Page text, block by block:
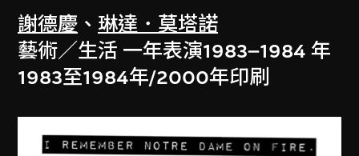
謝德慶 、 琳達．莫塔諾
藝術／生活 一年表演1983–1984 年
1983至1984年/2000年印刷